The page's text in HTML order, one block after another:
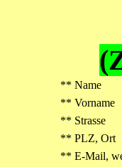
** Name
** Vorname
** Strasse
** PLZ, Ort
** E-Mail,